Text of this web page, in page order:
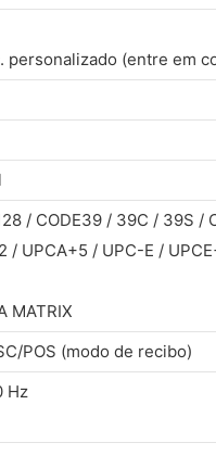
personalizado (entre em
/ CODE39 / 39C / 39S
/ UPCA+5 / UPC-E /
MATRIX
POS (modo de recibo)
Hz